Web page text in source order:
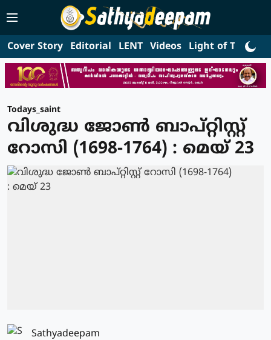
Cover Story Editorial LENT Videos Light of Truth
Todays_saint
വിശുദ്ധ ജോണ്‍ ബാപ്റ്റിസ്റ്റ്
റോസി (1698-1764) : മെയ് 23
Sathyadeepam